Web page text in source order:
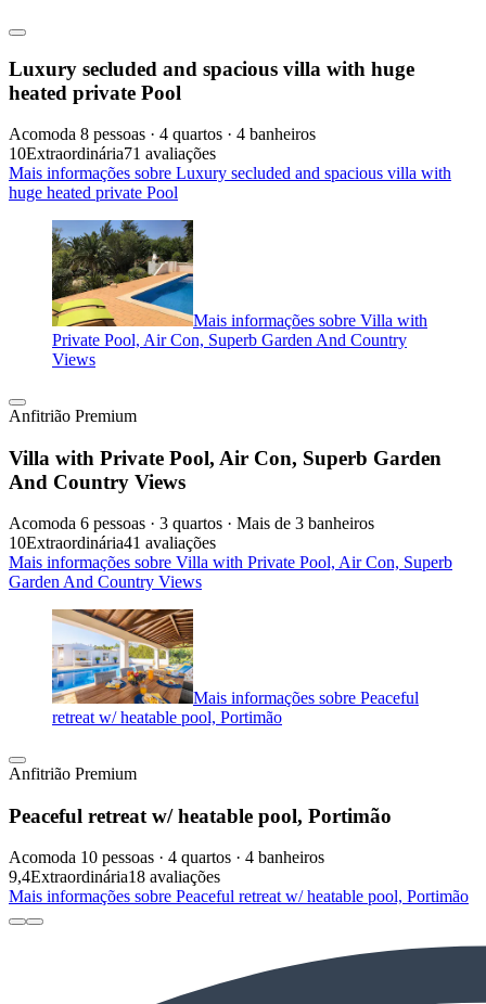
Luxury secluded and spacious villa with huge
heated private Pool
Acomoda 8 pessoas · 4 quartos · 4 banheiros
10Extraordinária71 avaliações
Mais informações sobre Luxury secluded and spacious villa with
huge heated private Pool
Mais informações sobre Villa with
Private Pool, Air Con, Superb Garden And Country
Views
Anfitrião Premium
Villa with Private Pool, Air Con, Superb Garden
And Country Views
Acomoda 6 pessoas · 3 quartos · Mais de 3 banheiros
10Extraordinária41 avaliações
Mais informações sobre Villa with Private Pool, Air Con, Superb
Garden And Country Views
Mais informações sobre Peaceful
retreat w/ heatable pool, Portimão
Anfitrião Premium
Peaceful retreat w/ heatable pool, Portimão
Acomoda 10 pessoas · 4 quartos · 4 banheiros
9,4Extraordinária18 avaliações
Mais informações sobre Peaceful retreat w/ heatable pool, Portimão